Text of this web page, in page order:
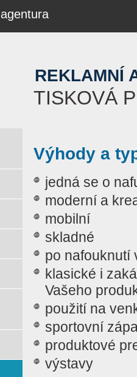
agentura
REKLAMNÍ
TISKOVÁ
Výhody a
jedná se o
moderní a
mobilní
skladné
po nafouknutí
klasické i
Vašeho
použití na
sportovní
produktové
výstavy